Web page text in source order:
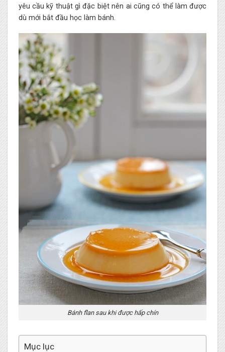
yêu cầu kỹ thuật gì đặc biệt nên ai cũng có thể làm được
dù mới bắt đầu học làm bánh.
Bánh flan sau khi được hấp chín
Mục lục